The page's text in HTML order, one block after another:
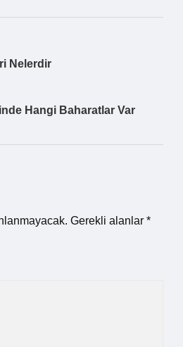
Nelerdir
Hangi Baharatlar Var
Gerekli alanlar *